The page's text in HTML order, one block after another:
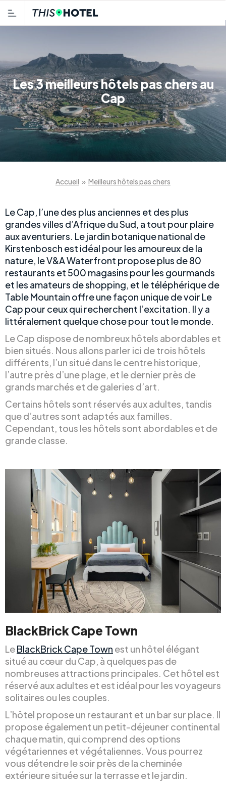
Les 3 meilleurs hôtels pas chers au
Cap
Accueil » Meilleurs hôtels pas chers
Le Cap, l’une des plus anciennes et des plus
grandes villes d’Afrique du Sud, a tout pour plaire
aux aventuriers. Le jardin botanique national de
Kirstenbosch est idéal pour les amoureux de la
nature, le V&A Waterfront propose plus de 80
restaurants et 500 magasins pour les gourmands
et les amateurs de shopping, et le téléphérique de
Table Mountain offre une façon unique de voir Le
Cap pour ceux qui recherchent l’excitation. Il y a
littéralement quelque chose pour tout le monde.
Le Cap dispose de nombreux hôtels abordables et
bien situés. Nous allons parler ici de trois hôtels
différents, l’un situé dans le centre historique,
l’autre près d’une plage, et le dernier près de
grands marchés et de galeries d’art.
Certains hôtels sont réservés aux adultes, tandis
que d’autres sont adaptés aux familles.
Cependant, tous les hôtels sont abordables et de
grande classe.
BlackBrick Cape Town
LeBlackBrick Cape Town est un hôtel élégant
situé au cœur du Cap, à quelques pas de
nombreuses attractions principales. Cet hôtel est
réservé aux adultes et est idéal pour les voyageurs
solitaires ou les couples.
L’hôtel propose un restaurant et un bar sur place. Il
propose également un petit-déjeuner continental
chaque matin, qui comprend des options
végétariennes et végétaliennes. Vous pourrez
vous détendre le soir près de la cheminée
extérieure située sur la terrasse et le jardin.